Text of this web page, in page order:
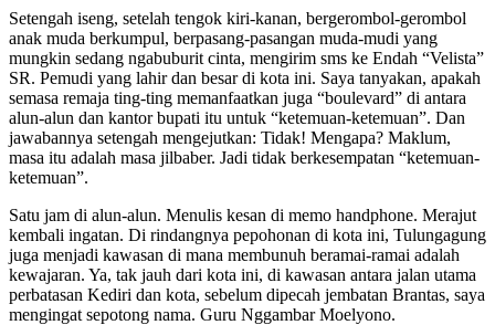
Setengah iseng, setelah tengok kiri-kanan, bergerombol-gerombol
anak muda berkumpul, berpasang-pasangan muda-mudi yang
mungkin sedang ngabuburit cinta, mengirim sms ke Endah “Velista”
SR. Pemudi yang lahir dan besar di kota ini. Saya tanyakan, apakah
semasa remaja ting-ting memanfaatkan juga “boulevard” di antara
alun-alun dan kantor bupati itu untuk “ketemuan-ketemuan”. Dan
jawabannya setengah mengejutkan: Tidak! Mengapa? Maklum,
masa itu adalah masa jilbaber. Jadi tidak berkesempatan “ketemuan-
ketemuan”.
Satu jam di alun-alun. Menulis kesan di memo handphone. Merajut
kembali ingatan. Di rindangnya pepohonan di kota ini, Tulungagung
juga menjadi kawasan di mana membunuh beramai-ramai adalah
kewajaran. Ya, tak jauh dari kota ini, di kawasan antara jalan utama
perbatasan Kediri dan kota, sebelum dipecah jembatan Brantas, saya
mengingat sepotong nama. Guru Nggambar Moelyono.